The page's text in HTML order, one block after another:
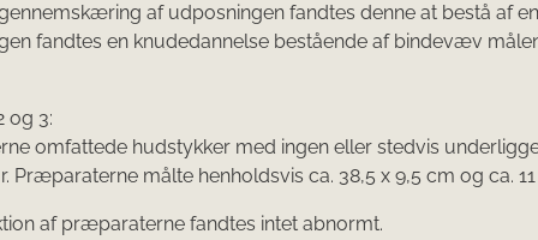
af udposningen fandtes denne at bestå af
fandtes en knudedannelse bestående af bindevæv
og 3:
omfattede hudstykker med ingen eller stedvis
Præparaterne målte henholdsvis ca. 38,5 x 9,5 cm og ca.
af præparaterne fandtes intet abnormt.